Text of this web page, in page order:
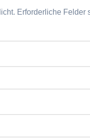
Erforderliche Felder